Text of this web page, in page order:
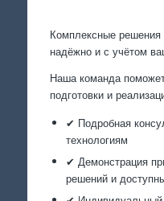
Комплексные
надёжно и с учётом
Наша команда
подготовки и
✔ Подробная
технологиям
✔ Демонстрация
решений и